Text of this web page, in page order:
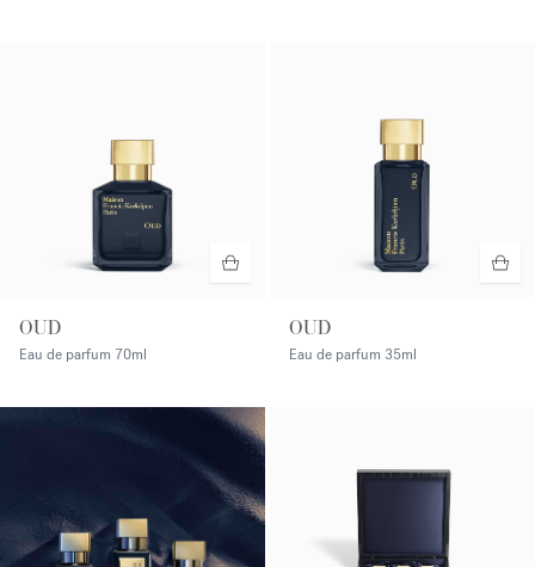
OUD
Eau de parfum 70ml
OUD
Eau de parfum 35ml